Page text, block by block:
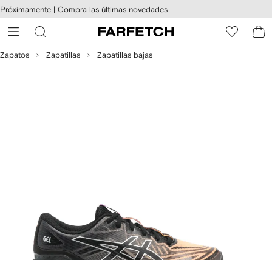
al
Próximamente | Compra las últimas novedades
Zapatos Zapatillas Zapatillas bajas